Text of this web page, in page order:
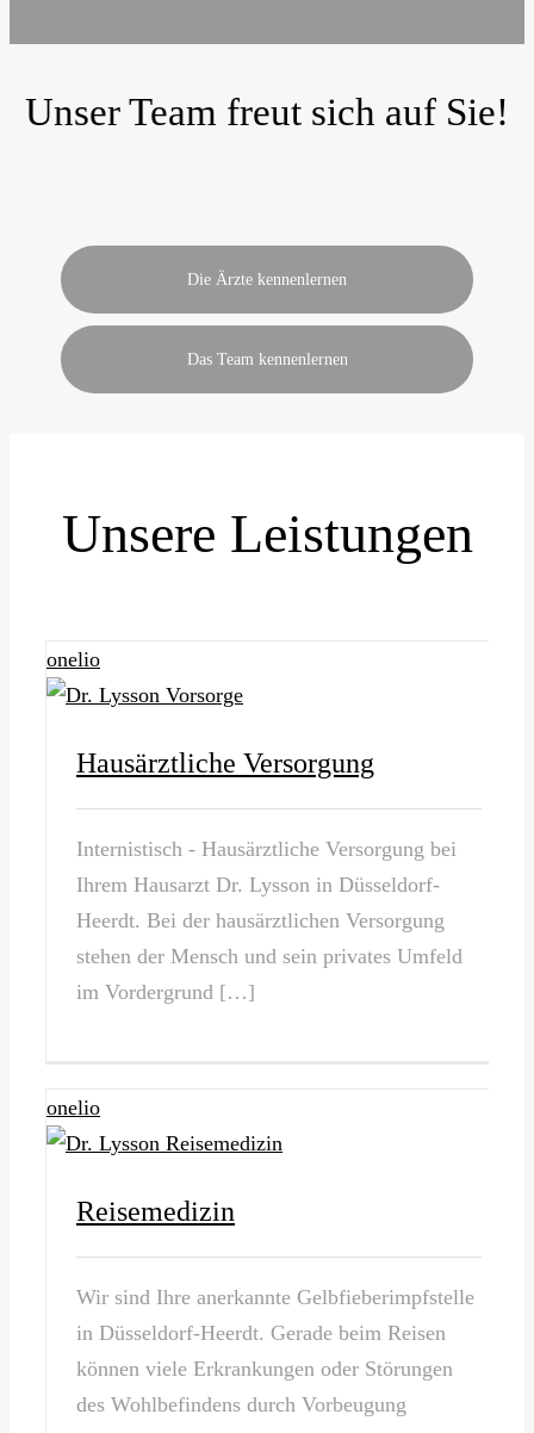
Unser Team freut sich auf Sie!
Die Ärzte kennenlernen
Das Team kennenlernen
Unsere Leistungen
onelio
Hausärztliche Versorgung
Internistisch - Hausärztliche Versorgung bei
Ihrem Hausarzt Dr. Lysson in Düsseldorf-
Heerdt. Bei der hausärztlichen Versorgung
stehen der Mensch und sein privates Umfeld
im Vordergrund […]
onelio
Reisemedizin
Wir sind Ihre anerkannte Gelbfieberimpfstelle
in Düsseldorf-Heerdt. Gerade beim Reisen
können viele Erkrankungen oder Störungen
des Wohlbefindens durch Vorbeugung